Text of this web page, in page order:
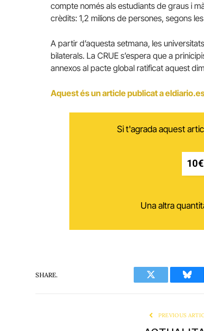
compte només als estudiants de graus i
crèdits: 1,2 milions de persones, segons
A partir d’aquesta setmana, les
bilaterals. La CRUE s’espera que a
annexos al pacte global ratificat aquest
Aquest és un article publicat a
Si t'agrada aquest
10€
Una altra
SHARE.
Twitter
PREVIOUS